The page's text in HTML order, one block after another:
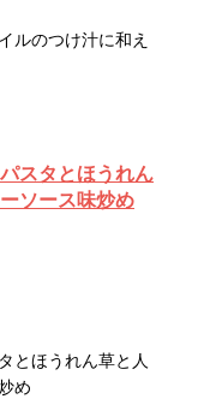
ルのつけ汁に和え
スタとほうれん
ソース味炒め
とほうれん草と人
め